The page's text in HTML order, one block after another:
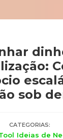
sob
CATEGORIAS:
Ideias de